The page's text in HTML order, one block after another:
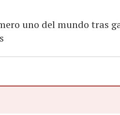
uno del mundo tras